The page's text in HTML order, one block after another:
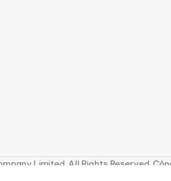
Limited. All Rights Reserved.